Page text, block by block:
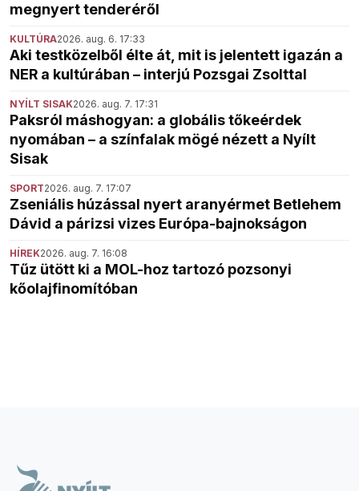
megnyert tenderéről
KULTÚRA2026. aug. 6. 17:33
Aki testközelből élte át, mit is jelentett igazán a
NER a kultúrában – interjú Pozsgai Zsolttal
NYÍLT SISAK2026. aug. 7. 17:31
Paksról máshogyan: a globális tőkeérdek
nyomában – a színfalak mögé nézett a Nyílt
Sisak
SPORT2026. aug. 7. 17:07
Zseniális húzással nyert aranyérmet Betlehem
Dávid a párizsi vizes Európa-bajnokságon
HÍREK2026. aug. 7. 16:08
Tűz ütött ki a MOL-hoz tartozó pozsonyi
kőolajfinomítóban